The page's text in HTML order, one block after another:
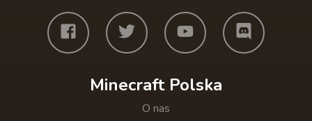
Minecraft Polska
O nas